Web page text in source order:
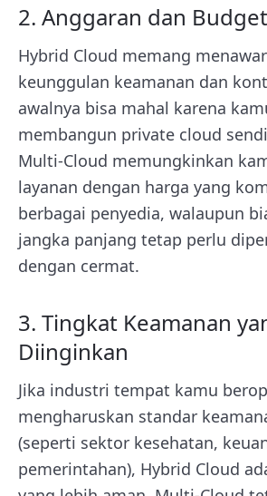
2. Anggaran dan
Hybrid Cloud memang
keunggulan keamanan dan
awalnya bisa mahal karena
membangun private cloud
Multi-Cloud memungkinkan
layanan dengan harga yang
berbagai penyedia, walaupun
jangka panjang tetap perlu
dengan cermat.
3. Tingkat Keamanan
Diinginkan
Jika industri tempat kamu
mengharuskan standar
(seperti sektor kesehatan,
pemerintahan), Hybrid Cloud